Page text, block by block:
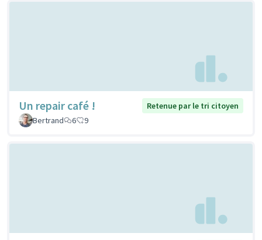
Un repair café !
Retenue par le tri citoyen
Bertrand
6 9